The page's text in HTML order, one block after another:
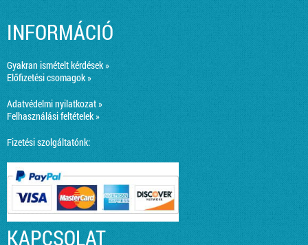
INFORMÁCIÓ
Gyakran ismételt kérdések »
Előfizetési csomagok »
Adatvédelmi nyilatkozat »
Felhasználási feltételek »
Fizetési szolgáltatónk:
KAPCSOLAT